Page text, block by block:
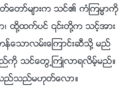
ေတာ္မ်ားက သင္၏ ကံၾကမၼာကို
က၊ ထို႔ထက္ပင္ ၎တို႔က သင့္အား
သာလမ္းေၾကာင္းဆီသို႔ မည္
ည္ကို သင္ေတြ႕ႀကဳံလာရလိမ့္မည္။
ည္သည္မဟုတ္ေလာ။